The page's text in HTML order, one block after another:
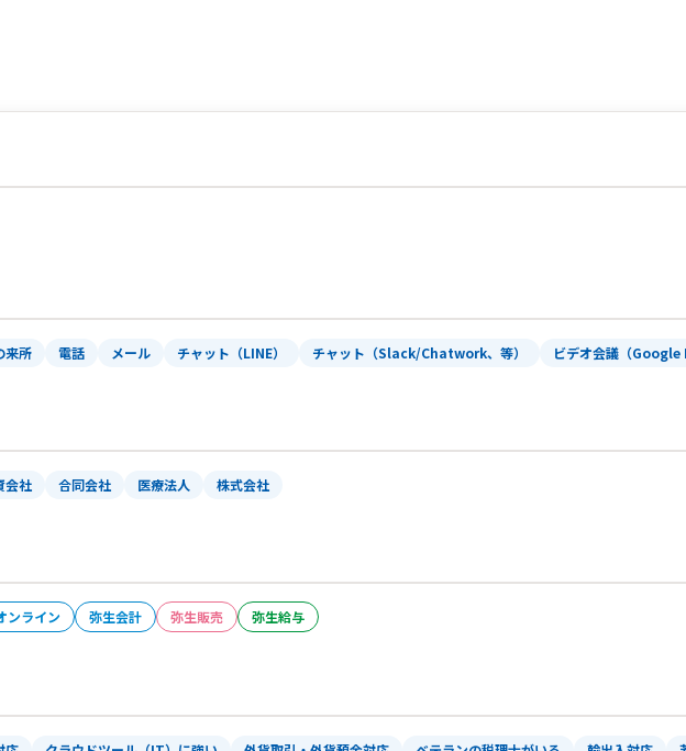
来所 電話 メール チャット（LINE） チャット（Slack/Chatwork、等） ビデオ会議（
会社 合同会社 医療法人 株式会社
ンライン 弥生会計 弥生販売 弥生給与